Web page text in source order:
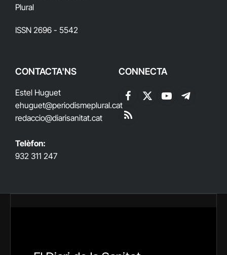
Plural
ISSN 2696 - 5542
CONTACTA'NS
Estel Huguet
ehuguet@periodismeplural.cat
redaccio@diarisanitat.cat
Telèfon:
932 311 247
CONNECTA
Facebook
X
YouTubeTelegram
RSS